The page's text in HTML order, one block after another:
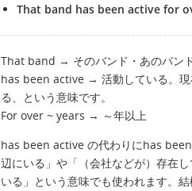
That band has been active for
That band → そのバンド・あのバン
has been active → 活動している。現
る、という意味です。
For over ~ years → ～年以上
has been active の代わりにhas
辺にいる」や「（会社などが）存在
いる」という意味でも使われます。結